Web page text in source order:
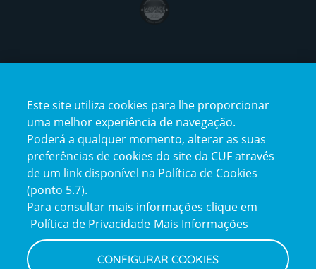
certification2certification3
Reclamações
e
elogios
Este site utiliza cookies para lhe proporcionar
uma melhor experiência de navegação.
Poderá a qualquer momento, alterar as suas
preferências de cookies do site da CUF através
de um link disponível na Política de Cookies
(ponto 5.7).
Para consultar mais informações clique em
Política de Privacidade Mais Informações
CONFIGURAR COOKIES